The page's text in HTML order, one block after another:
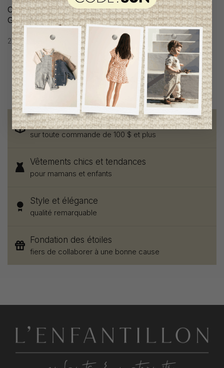
Combi-Court Patachou
Garçon
200,95$CA
Combi-Court Patachou
Garçon
160,95$CA
Livraison gratuite
sur toute commande de 100 $ et plus
Vêtements chics et tendances
pour mamans et enfants
Style et élégance
qualité remarquable
Fondation des étoiles
fiers de collaborer à une bonne cause